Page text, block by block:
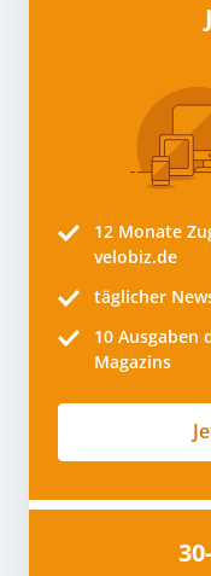
12 Monate
velobiz.de
täglicher
10 Ausgaben
Magazins